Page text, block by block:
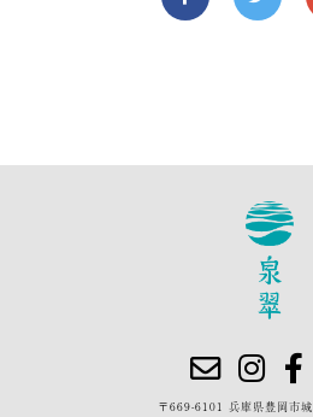
〒669-6101 兵庫県豊岡市